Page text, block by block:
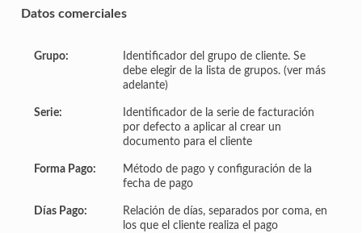
Datos comerciales
Grupo:
Identificador del grupo de cliente. Se
debe elegir de la lista de grupos. (ver más
adelante)
Serie:
Identificador de la serie de facturación
por defecto a aplicar al crear un
documento para el cliente
Forma Pago:
Método de pago y configuración de la
fecha de pago
Días Pago:
Relación de días, separados por coma, en
los que el cliente realiza el pago